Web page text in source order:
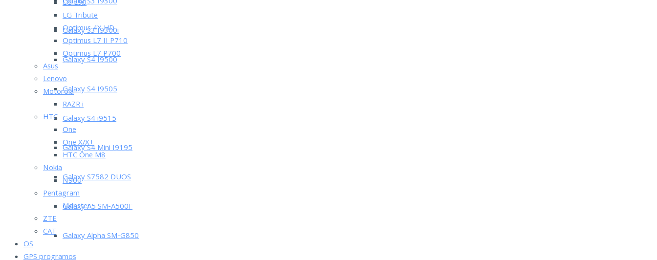
Galaxy S3 I9300i
Galaxy S4 I9500
Galaxy S4 I9505
Galaxy S4 i9515
Galaxy S4 Mini I9195
Galaxy S7582 DUOS
Galaxy A5 SM-A500F
Galaxy Alpha SM-G850
LG L90
LG Tribute
Optimus 4X HD
Optimus L7 II P710
Optimus L7 P700
Asus
Lenovo
Motorola
RAZR i
HTC
One
One X/X+
HTC One M8
Nokia
N900
Pentagram
Monster
ZTE
CAT
OS